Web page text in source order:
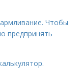
Чтобы
предпринять